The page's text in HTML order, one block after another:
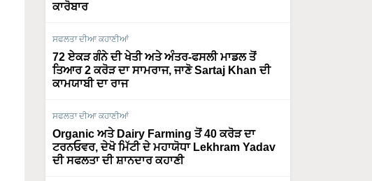
ਕਾਰੋਬਾਰ
ਸਫਲਤਾ ਦੀਆ ਕਹਾਣੀਆਂ
72 ਏਕੜ ਗੰਨੇ ਦੀ ਖੇਤੀ ਅਤੇ ਅੰਤਰ-ਫਸਲੀ ਮਾਡਲ ਤੋਂ
ਤਿਆਰ 2 ਕਰੋੜ ਦਾ ਸਾਮਰਾਜ, ਜਾਣੋ Sartaj Khan ਦੀ
ਕਾਮਯਾਬੀ ਦਾ ਰਾਜ
ਸਫਲਤਾ ਦੀਆ ਕਹਾਣੀਆਂ
Organic ਅਤੇ Dairy Farming ਤੋਂ 40 ਕਰੋੜ ਦਾ
ਟਰਨਓਵਰ, ਦੇਖੋ ਮਿੱਟੀ ਦੇ ਮਹਾਯੋਧਾ Lekhram Yadav
ਦੀ ਸਫਲਤਾ ਦੀ ਸ਼ਾਨਦਾਰ ਕਹਾਣੀ